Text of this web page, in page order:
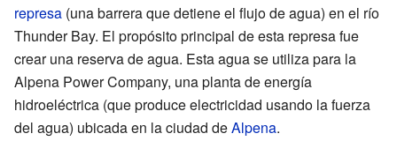
represa (una barrera que detiene el flujo de agua) en el río
Thunder Bay. El propósito principal de esta represa fue
crear una reserva de agua. Esta agua se utiliza para la
Alpena Power Company, una planta de energía
hidroeléctrica (que produce electricidad usando la fuerza
del agua) ubicada en la ciudad deAlpena.